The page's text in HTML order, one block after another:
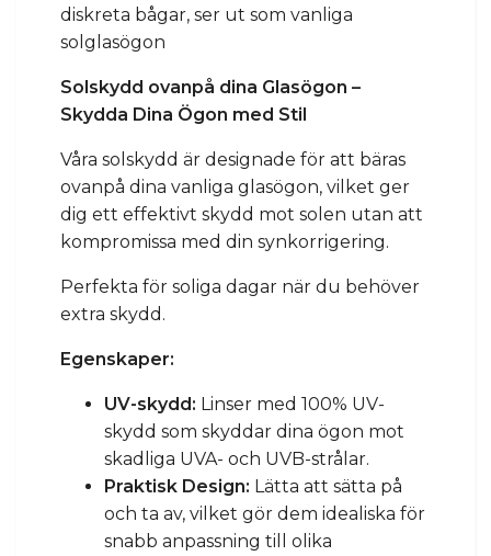
diskreta bågar, ser ut som vanliga
solglasögon
Solskydd ovanpå dina Glasögon –
Skydda Dina Ögon med Stil
Våra solskydd är designade för att bäras
ovanpå dina vanliga glasögon, vilket ger
dig ett effektivt skydd mot solen utan att
kompromissa med din synkorrigering.
Perfekta för soliga dagar när du behöver
extra skydd.
Egenskaper:
UV-skydd: Linser med 100% UV-
skydd som skyddar dina ögon mot
skadliga UVA- och UVB-strålar.
Praktisk Design: Lätta att sätta på
och ta av, vilket gör dem idealiska för
snabb anpassning till olika